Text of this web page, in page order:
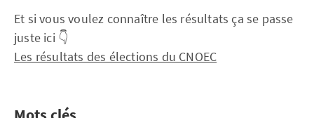
Et si vous voulez connaître les résultats ça se passe
juste ici 👇
Les résultats des élections du CNOEC